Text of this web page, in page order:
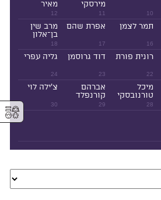
10
11
מירסקי
12
מאיר
16
תמר לצמן
17
אפרת שהם
18
מרב שין
בן־אלון
22
רונית פורת
23
דוד גרוסמן
24
גליה עפרי
28
מיכל
טורנובסקי
29
אברהם
קורנפלד
30
צ'ילה לוי
⚥︎